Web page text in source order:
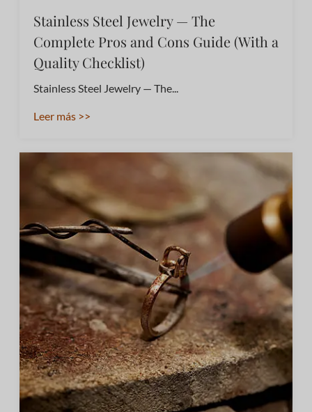
Stainless Steel Jewelry — The
Complete Pros and Cons Guide (With a
Quality Checklist)
Stainless Steel Jewelry — The...
Leer más >>